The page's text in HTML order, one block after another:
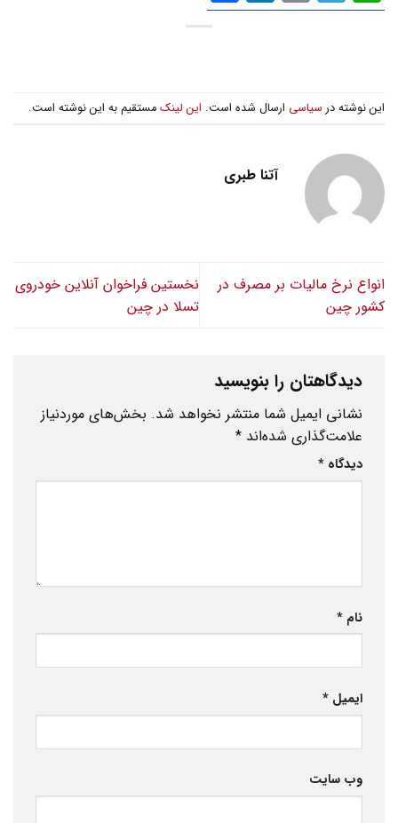
گذاری
این نوشته در سیاسی ارسال شده است. این لینک مستقیم به این نوشته است.
آتنا طبری
انواع نرخ مالیات بر مصرف در
کشور چین
نخستین فراخوان آنلاین خودروی
تسلا در چین
دیدگاهتان را بنویسید
نشانی ایمیل شما منتشر نخواهد شد. بخش‌های موردنیاز
علامت‌گذاری شده‌اند *
دیدگاه *
نام *
ایمیل *
وب‌ سایت